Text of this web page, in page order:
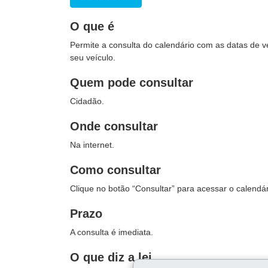
O que é
Permite a consulta do calendário com as datas de
seu veículo.
Quem pode consultar
Cidadão.
Onde consultar
Na internet.
Como consultar
Clique no botão “Consultar” para acessar o
Prazo
A consulta é imediata.
O que diz a lei